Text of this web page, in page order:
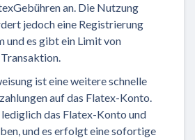
an. Die Nutzung
jedoch eine Registrierung
und es gibt ein Limit von
ist eine weitere schnelle
auf das Flatex-Konto.
lediglich das Flatex-Konto und
und es erfolgt eine sofortige